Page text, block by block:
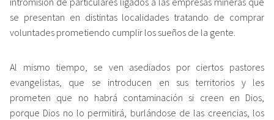
se presentan en distintas localidades tratando de comprar
voluntades prometiendo cumplir los sueños de la gente.
Al mismo tiempo, se ven asediados por ciertos pastores
evangelistas, que se introducen en sus territorios y les
prometen que no habrá contaminación si creen en Dios,
porque Dios no lo permitirá, burlándose de las creencias, los